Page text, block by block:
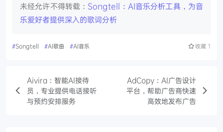
未经允许不得转载： Songtell：AI音乐分析工具，为音
乐爱好者提供深入的歌词分析
#Songtell #AI歌曲 #AI音乐 收藏 1
Aivira：智能AI接待
员，专业提供电话接听
与预约安排服务
AdCopy：AI广告设计
平台，帮助广告商快速
高效地发布广告